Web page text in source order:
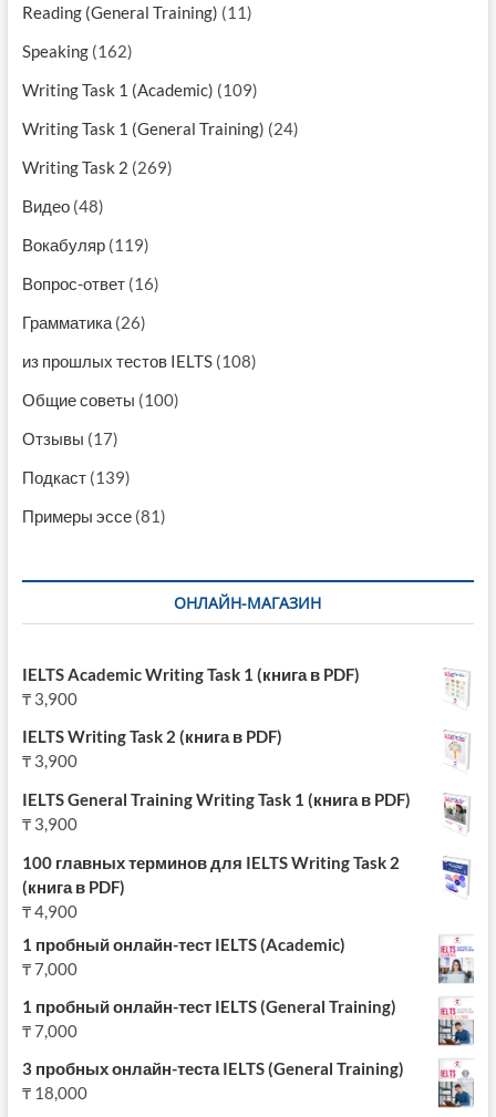
Reading (General Training) (11)
Speaking(162)
Writing Task 1 (Academic) (109)
Writing Task 1 (General Training) (24)
Writing Task 2 (269)
Видео(48)
Вокабуляр(119)
Вопрос-ответ(16)
Грамматика(26)
из прошлых тестов IELTS(108)
Общие советы (100)
Отзывы (17)
Подкаст(139)
Примеры эссе(81)
ОНЛАЙН-МАГАЗИН
IELTS Academic Writing Task 1 (книга в PDF)
₸3,900
IELTS Writing Task 2 (книга в PDF)
₸3,900
IELTS General Training Writing Task 1 (книга в PDF)
₸3,900
100 главных терминов для IELTS Writing Task 2
(книга в PDF)
₸4,900
1 пробный онлайн-тест IELTS (Academic)
₸7,000
1 пробный онлайн-тест IELTS (General Training)
₸7,000
3 пробных онлайн-теста IELTS (General Training)
₸18,000